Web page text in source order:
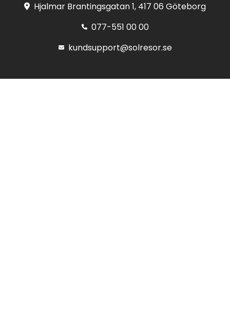
Hjalmar Brantingsgatan 1, 417 06 Göteborg
077-551 00 00
kundsupport@solresor.se